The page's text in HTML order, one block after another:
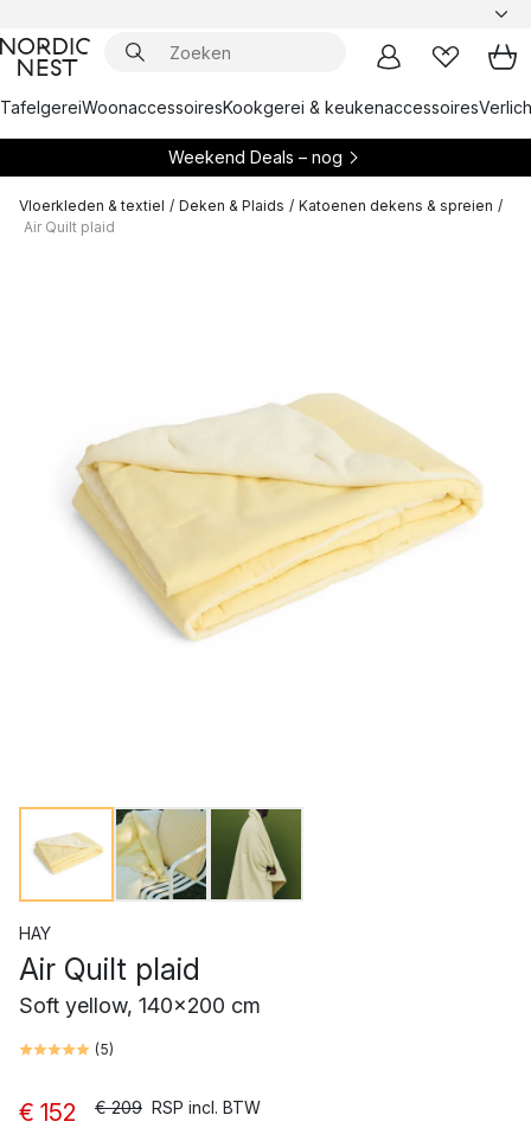
TafelgereiWoonaccessoiresKookgerei & keukenaccessoires
Weekend Deals – nog
Vloerkleden & textiel / Deken & Plaids / Katoenen dekens & spreien /
Air Quilt plaid
HAY
Air Quilt plaid
Soft yellow, 140x200 cm
(5)
€ 152 € 209 RSP incl. BTW